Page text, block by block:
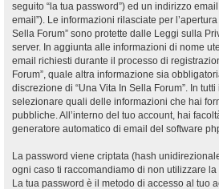
seguito “la tua password”) ed un indirizzo
email”). Le informazioni rilasciate per
Sella Forum” sono protette dalle Leggi sulla
server. In aggiunta alle informazioni di nome
email richiesti durante il processo di
Forum”, quale altra informazione sia
discrezione di “Una Vita In Sella Forum”. In
selezionare quali delle informazioni che hai
pubbliche. All’interno del tuo account, hai
generatore automatico di email del software
La password viene criptata (hash
ogni caso ti raccomandiamo di non utilizzare
La tua password è il metodo di accesso al tuo